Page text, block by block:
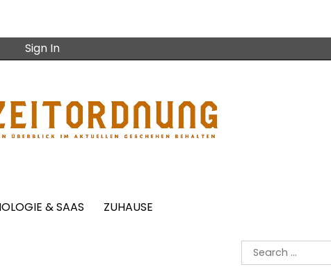
Sign In
& SAAS ZUHAUSE
Search
for: